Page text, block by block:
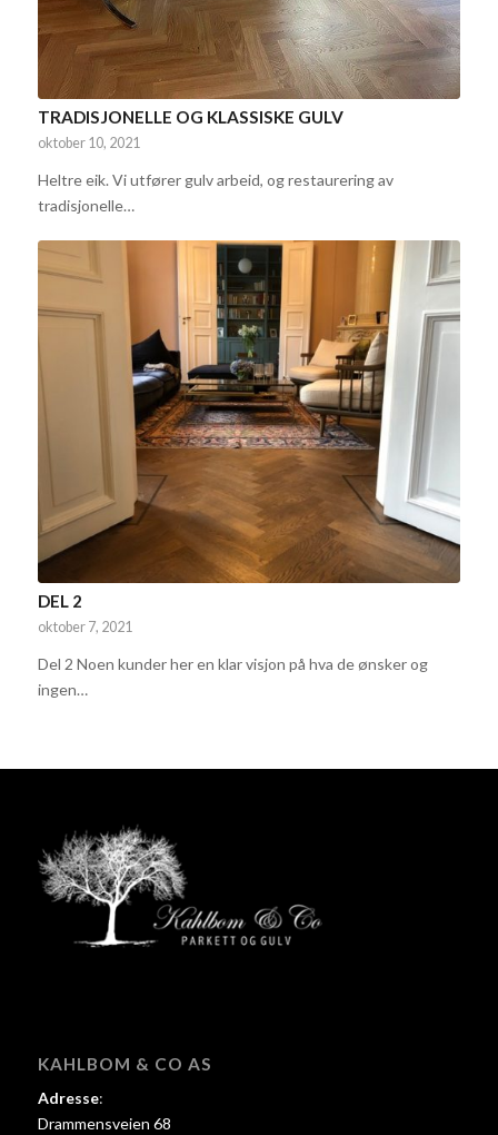
TRADISJONELLE OG KLASSISKE GULV
oktober 10, 2021
Heltre eik. Vi utfører gulv arbeid, og restaurering av
tradisjonelle…
DEL 2
oktober 7, 2021
Del 2 Noen kunder her en klar visjon på hva de ønsker og
ingen…
KAHLBOM & CO AS
Adresse:
Drammensveien 68